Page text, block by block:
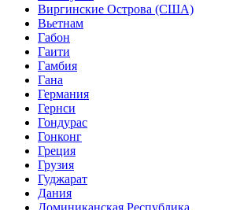
Виргинские Острова (США)
Вьетнам
Габон
Гаити
Гамбия
Гана
Германия
Гернси
Гондурас
Гонконг
Греция
Грузия
Гуджарат
Дания
Доминиканская Республика